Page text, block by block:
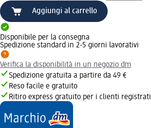
Aggiungi al carrello
Disponibile per la consegna
Spedizione standard in 2-5 giorni lavorativi
Verifica la disponibilità in un negozio dm
Spedizione gratuita a partire da 49 €
Reso facile e gratuito
Ritiro express gratuito per i clienti registrati